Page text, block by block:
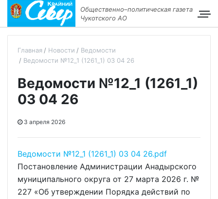
Общественно–политическая газета
Чукотского АО
Главная Новости
Ведомости
Ведомости №12_1 (1261_1) 03 04 26
Ведомости №12_1 (1261_1)
03 04 26
3 апреля 2026
Ведомости №12_1 (1261_1) 03 04 26.pdf
Постановление Администрации Анадырского
муниципального округа от 27 марта 2026 г. №
227 «Об утверждении Порядка действий по